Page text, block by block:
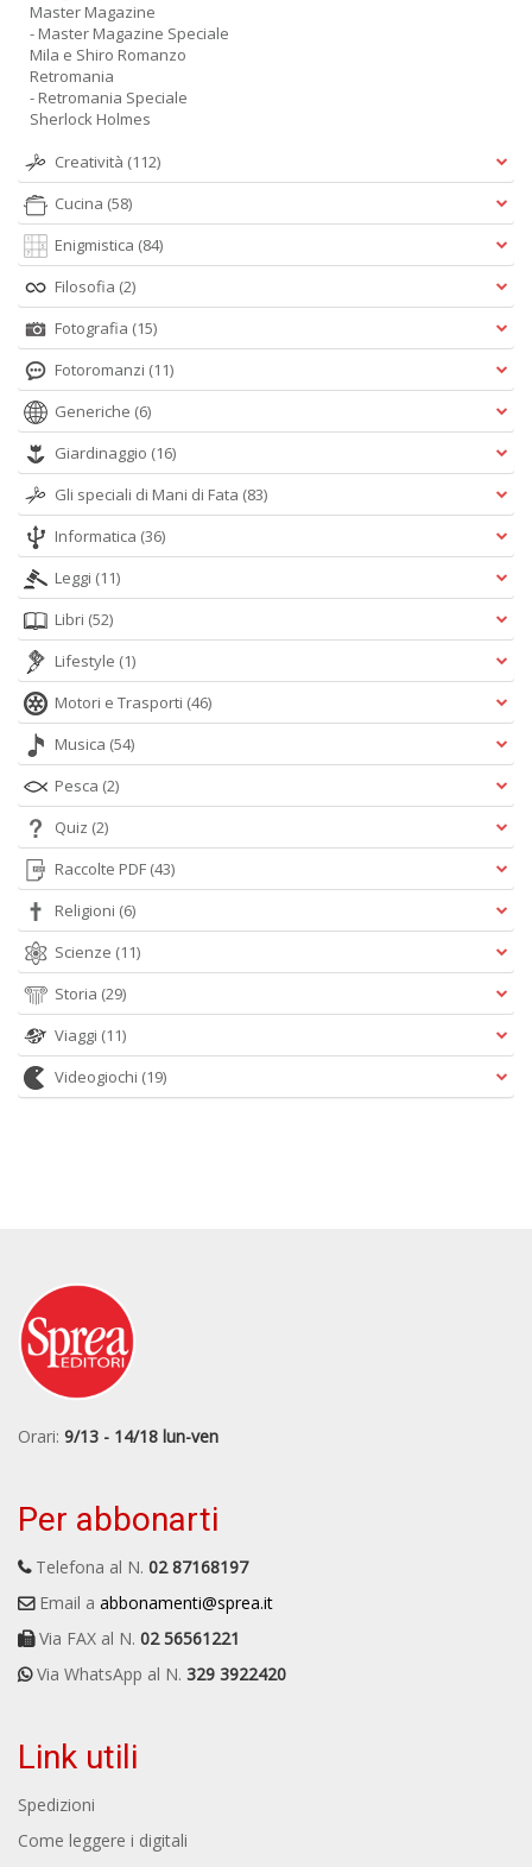
Master Magazine
- Master Magazine Speciale
Mila e Shiro Romanzo
Retromania
- Retromania Speciale
Sherlock Holmes
Creatività (112)
Cucina (58)
Enigmistica (84)
Filosofia (2)
Fotografia (15)
Fotoromanzi (11)
Generiche (6)
Giardinaggio (16)
Gli speciali di Mani di Fata (83)
Informatica (36)
Leggi (11)
Libri (52)
Lifestyle (1)
Motori e Trasporti (46)
Musica (54)
Pesca (2)
Quiz (2)
Raccolte PDF (43)
Religioni (6)
Scienze (11)
Storia (29)
Viaggi (11)
Videogiochi (19)
Orari: 9/13 - 14/18 lun-ven
Per abbonarti
Telefona al N. 02 87168197
Email a abbonamenti@sprea.it
Via FAX al N. 02 56561221
Via WhatsApp al N. 329 3922420
Link utili
Spedizioni
Come leggere i digitali